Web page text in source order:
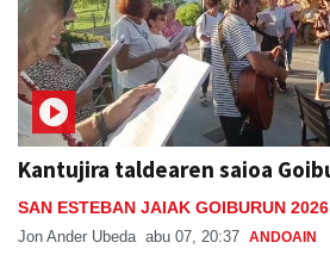
Kantujira taldearen saioa
SAN ESTEBAN JAIAK GOIBURUN 2026
Jon Ander Ubeda abu 07, 20:37 ANDOAIN